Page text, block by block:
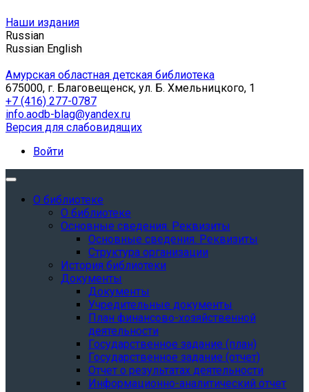
Наши издания
Russian
Russian English
Амурская областная детская библиотека
675000, г. Благовещенск, ул. Б. Хмельницкого, 1
+7 (416) 277-0787
info.aodb-blag@yandex.ru
Версия для слабовидящих
Войти
О библиотеке
О библиотеке
Основные сведения. Реквизиты
Основные сведения. Реквизиты
Структура организации
История библиотеки
Документы
Документы
Учредительные документы
План финансово-хозяйственной
деятельности
Государственное задание (план)
Государственное задание (отчет)
Отчет о результатах деятельности
Информационно-аналитический отчет